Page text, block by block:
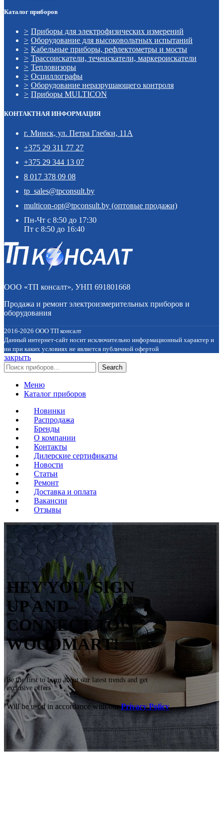
Каталог приборов
Приборы для электрофизических измерений
Оборудование для высоковольтных испытаний
Кабельные приборы, рефлектометры и мосты
Трассоискатели, течеискатели, маркероискатели
Тепловизоры
Осциллографы
Оборудование неразрушающего контроля
Приборы MULTICON
КОНТАКТНАЯ ИНФОРМАЦИЯ
г. Минск, ул. Петра Глебки, 11А
+375 29 311 77 27
+375 29 344 13 07
8 017 378 09 08
tp_sales@tpconsult.by
multicon-opt@tpconsult.by (оптовые продажи)
Пн-Чт с 8:50 до 17:30
Пт с 8:50 до 16:40
ООО «ТП консалт», УНП 691801668
Продажа и ремонт электроизмерительных приборов и
оборудования
2016-2026 ООО ТП консалт
Данный интернет-сайт носит исключительно информационный характер и
ни при каких условиях не является публичной офертой
закрыть
Search
Меню
Каталог приборов
Новинки
Распродажа
Бренды
О компании
Контакты
Дилерские сертификаты
Новости
Статьи
Ремонт
Доставка и оплата
Вакансии
Отзывы
HEY YOU, SIGN
UP AND
CONNECT TO
WOODMART!
Be the first to learn about our latest trends and get
exclusive offers
Will be used in accordance with ourPrivacy Policy